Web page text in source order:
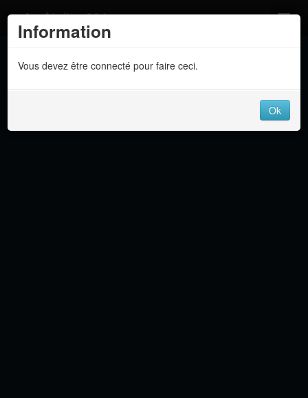
Information
Vous devez être connecté pour faire ceci.
Ok
Atelier 801
Dev Tracker
Langue